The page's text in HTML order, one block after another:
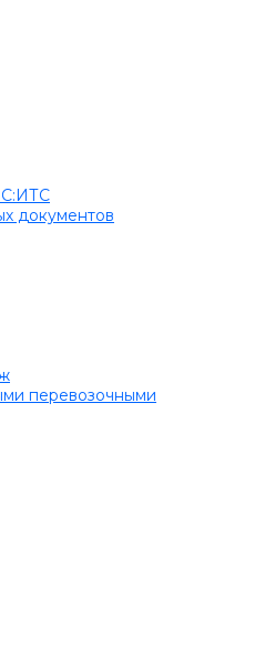
документов
перевозочными